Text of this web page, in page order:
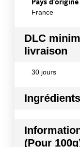
France
DLC
livraison
30 jours
Chocolat au
poudre de
(Pour